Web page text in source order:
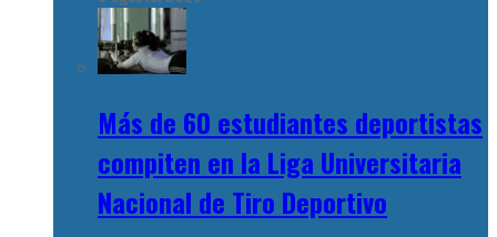
Más de 60 estudiantes deportistas
compiten en la Liga Universitaria
Nacional de Tiro Deportivo